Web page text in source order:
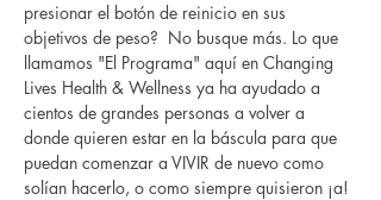
presionar el botón de reinicio en sus
objetivos de peso?  No busque más. Lo que
llamamos "El Programa" aquí en Changing
Lives Health & Wellness ya ha ayudado a
cientos de grandes personas a volver a
donde quieren estar en la báscula para que
puedan comenzar a VIVIR de nuevo como
solían hacerlo, o como siempre quisieron ¡a!